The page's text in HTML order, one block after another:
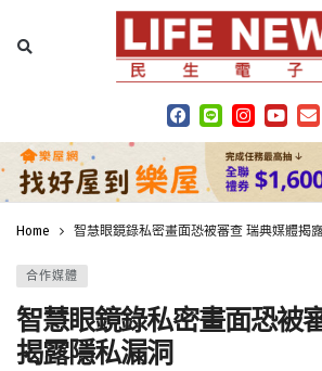
Home 智慧眼鏡錄私密畫面恐被審查 瑞典媒體揭
合作媒體
智慧眼鏡錄私密畫面恐被
揭露隱私漏洞